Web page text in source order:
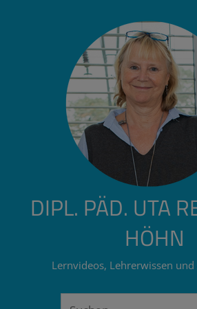
DIPL. PÄD. UTA
HÖHN
Lernvideos, Lehrerwissen
Suchen